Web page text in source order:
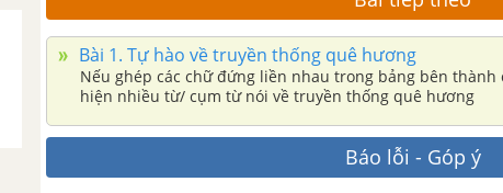
Bài 1. Tự hào về truyền thống quê hương
Nếu ghép các chữ đứng liền nhau trong bảng bên
hiện nhiều từ/ cụm từ nói về truyền thống quê hương
Báo lỗi - Góp ý